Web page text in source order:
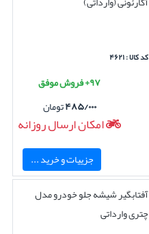
کد کالا : ۴۶۲۱
۹۷+ فروش موفق
۴۸۵/۰۰۰تومان
امکان ارسال روزانه
جزییات و خرید ...
آفتابگیر شیشه جلو خودرو مدل
چتری وارداتی